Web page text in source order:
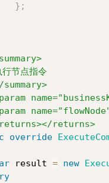
} ;
节点指令
returns>
override
result = new